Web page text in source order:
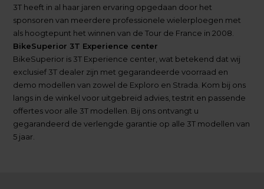
3T heeft in al haar jaren ervaring opgedaan door het
sponsoren van meerdere professionele wielerploegen met
als hoogtepunt het winnen van de Tour de France in 2008.
BikeSuperior 3T Experience center
BikeSuperior is 3T Experience center, wat betekend dat wij
exclusief 3T dealer zijn met gegarandeerde voorraad en
demo modellen van zowel de Exploro en Strada. Kom bij ons
langs in de winkel voor uitgebreid advies, testrit en passende
offertes voor alle 3T modellen. Bij ons ontvangt u
gegarandeerd de verlengde garantie op alle 3T modellen van
5 jaar.